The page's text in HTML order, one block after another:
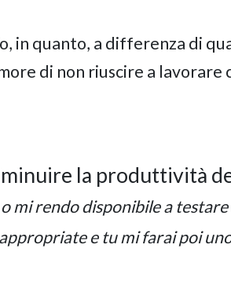
in quanto, a differenza di
di non riuscire a lavorare
la produttività
o mi rendo disponibile a testare
e tu mi farai poi